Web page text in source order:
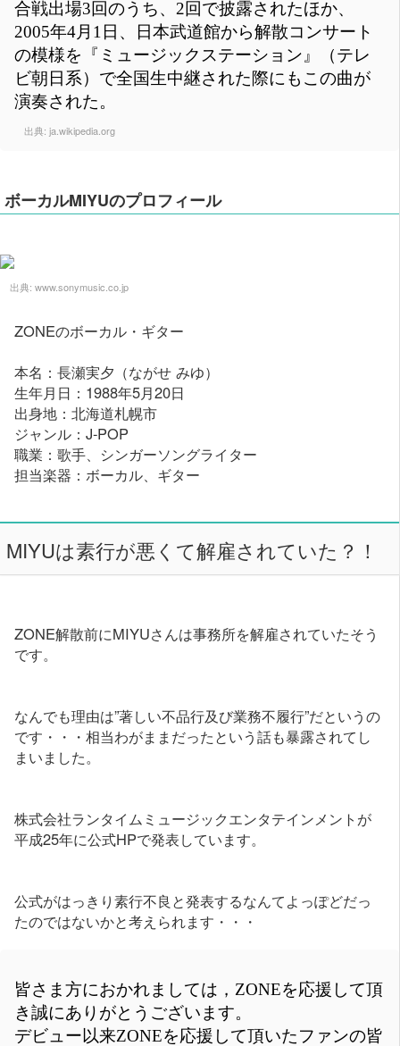
合戦出場3回のうち、2回で披露されたほか、
2005年4月1日、日本武道館から解散コンサート
の模様を『ミュージックステーション』（テレ
ビ朝日系）で全国生中継された際にもこの曲が
演奏された。
出典: ja.wikipedia.org
ボーカルMIYUのプロフィール
出典: www.sonymusic.co.jp
ZONEのボーカル・ギター
本名：長瀬実夕（ながせ みゆ）
生年月日：1988年5月20日
出身地：北海道札幌市
ジャンル：J-POP
職業：歌手、シンガーソングライター
担当楽器：ボーカル、ギター
MIYUは素行が悪くて解雇されていた？！
ZONE解散前にMIYUさんは事務所を解雇されていたそう
です。
なんでも理由は”著しい不品行及び業務不履行”だというの
です・・・相当わがままだったという話も暴露されてし
まいました。
株式会社ランタイムミュージックエンタテインメントが
平成25年に公式HPで発表しています。
公式がはっきり素行不良と発表するなんてよっぽどだっ
たのではないかと考えられます・・・
皆さま方におかれましては，ZONEを応援して頂
き誠にありがとうございます。
デビュー以来ZONEを応援して頂いたファンの皆